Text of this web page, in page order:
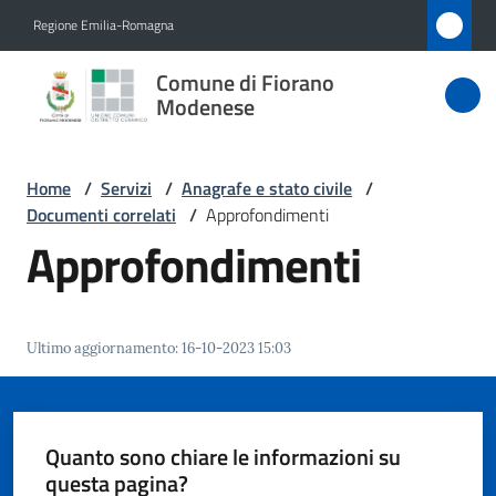
Regione Emilia-Romagna
Comune di Fiorano
Modenese
Comune
di Fiorano
Novità
Servizi
Menu selezionato
Vivere
Fiorano
Modenese
Home / Servizi / Anagrafe e stato civile /
Documenti correlati / Approfondimenti
Approfondimenti
Ultimo aggiornamento:16-10-2023 15:03
Quanto sono chiare le informazioni su
questa pagina?